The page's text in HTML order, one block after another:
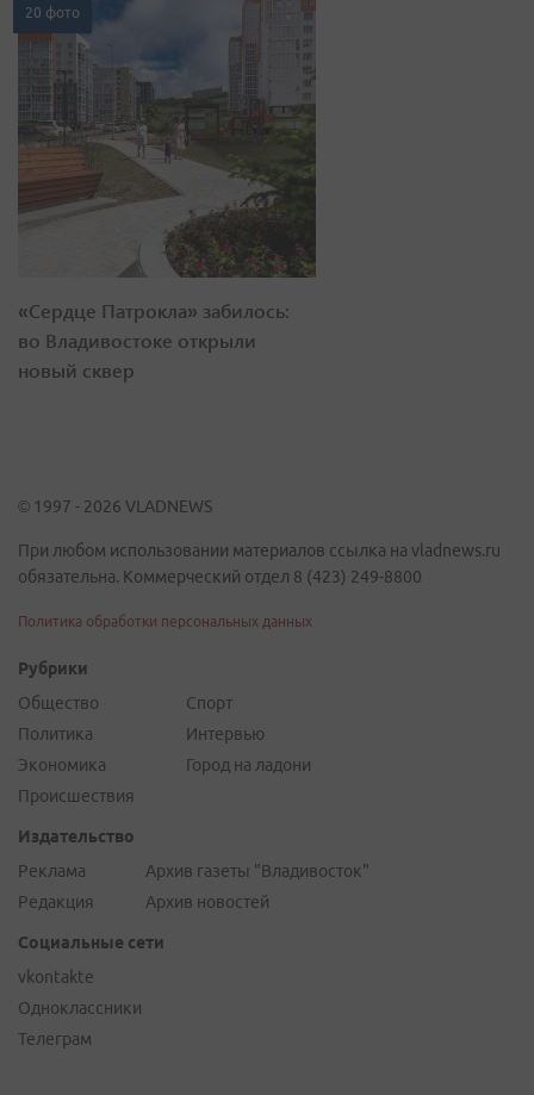
20 фото
«Сердце Патрокла» забилось:
во Владивостоке открыли
новый сквер
© 1997 - 2026 VLADNEWS
При любом использовании материалов ссылка на vladnews.ru
обязательна. Коммерческий отдел 8 (423) 249-8800
Политика обработки персональных данных
Рубрики
Общество
Политика
Экономика
Происшествия
Спорт
Интервью
Город на ладони
Издательство
Реклама
Редакция
Архив газеты "Владивосток"
Архив новостей
Социальные сети
vkontakte
Одноклассники
Телеграм